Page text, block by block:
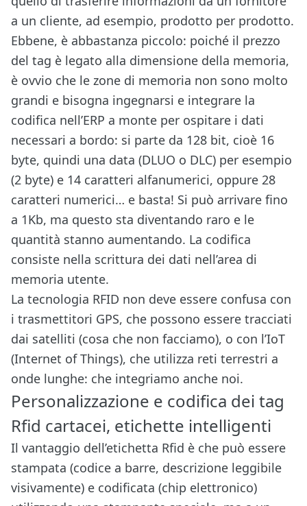
a un cliente, ad esempio, prodotto per prodotto.
Ebbene, è abbastanza piccolo: poiché il prezzo
del tag è legato alla dimensione della memoria,
è ovvio che le zone di memoria non sono molto
grandi e bisogna ingegnarsi e integrare la
codifica nell’ERP a monte per ospitare i dati
necessari a bordo: si parte da 128 bit, cioè 16
byte, quindi una data (DLUO o DLC) per esempio
(2 byte) e 14 caratteri alfanumerici, oppure 28
caratteri numerici… e basta! Si può arrivare fino
a 1Kb, ma questo sta diventando raro e le
quantità stanno aumentando. La codifica
consiste nella scrittura dei dati nell’area di
memoria utente.
La tecnologia RFID non deve essere confusa con
i trasmettitori GPS, che possono essere tracciati
dai satelliti (cosa che non facciamo), o con l’IoT
(Internet of Things), che utilizza reti terrestri a
onde lunghe: che integriamo anche noi.
Personalizzazione e codifica dei tag
Rfid cartacei, etichette intelligenti
Il vantaggio dell’etichetta Rfid è che può essere
stampata (codice a barre, descrizione leggibile
visivamente) e codificata (chip elettronico)